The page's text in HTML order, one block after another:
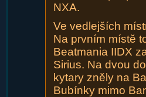
NXA.
Ve vedlejších
Na prvním místě
Beatmania IIDX
Sirius. Na dvou
kytary zněly na
Bubínky mimo